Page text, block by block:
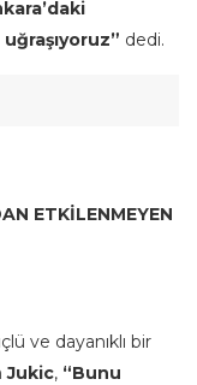
dedi.
ETKİLENMEYEN
ve dayanıklı bir
Jukic, “Bunu